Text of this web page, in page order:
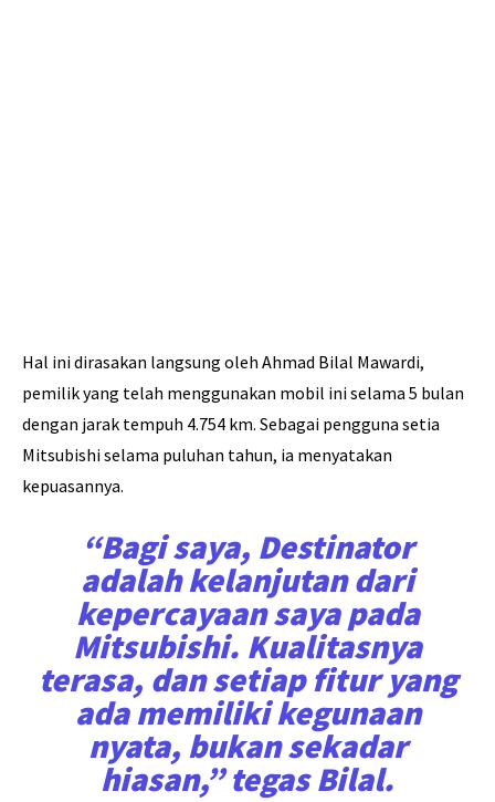
Hal ini dirasakan langsung oleh Ahmad Bilal Mawardi,
pemilik yang telah menggunakan mobil ini selama 5 bulan
dengan jarak tempuh 4.754 km. Sebagai pengguna setia
Mitsubishi selama puluhan tahun, ia menyatakan
kepuasannya.
“Bagi saya, Destinator
adalah kelanjutan dari
kepercayaan saya pada
Mitsubishi. Kualitasnya
terasa, dan setiap fitur yang
ada memiliki kegunaan
nyata, bukan sekadar
hiasan,” tegas Bilal.